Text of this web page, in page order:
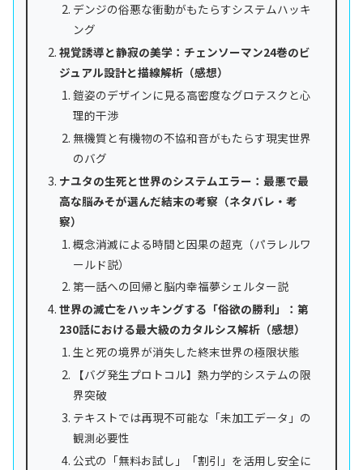
デンジの俗悪な衝動がもたらすシステムハッキ
ング
視覚誘導と静寂の美学：チェンソーマン24巻のビ
ジュアル設計と描線解析（感想）
鎧姿のデザインに見る高密度なグロテスクと心
理的干渉
無機質と有機物の不協和音がもたらす現実世界
のバグ
ナユタの生死と世界のシステムエラー：最悪で最
高な脳みそが選んだ結末の考察（ネタバレ・考
察）
概念消滅による時間と因果の超克（パラレルワ
ールド説）
第一話への回帰と脳内幸福夢シェルター説
世界の滅亡をハッキングする「俗欲の勝利」：第
230話における最大級のカタルシス解析（感想）
生と死の境界が消失した終末世界の極限状態
【バグ発生プロトコル】熱力学的システムの限
界突破
テキストでは再現不可能な「未加工データ」の
観測必要性
公式の「無料お試し」「割引」を活用し安全に